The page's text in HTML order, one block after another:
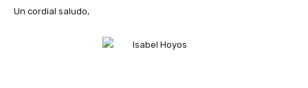
Un cordial saludo,